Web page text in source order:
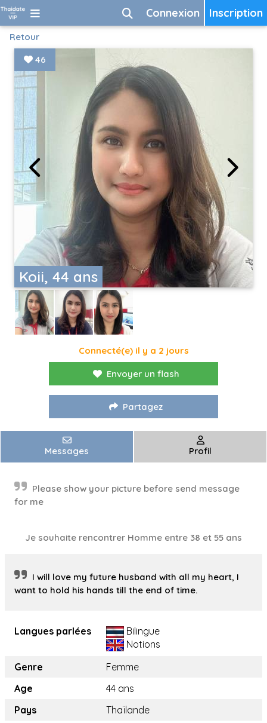
Inscription
Connexion
Retour
Koii, 44 ans
46
Connecté(e) il y a 2 jours
Envoyer un flash
Partagez
Messages Profil
Please show your picture before send message
for me
Je souhaite rencontrer Homme entre 38 et 55 ans
I will love my future husband with all my heart, I
want to hold his hands till the end of time.
Langues parlées
Bilingue
Notions
Genre
Femme
Age
44 ans
Pays
Thaïlande